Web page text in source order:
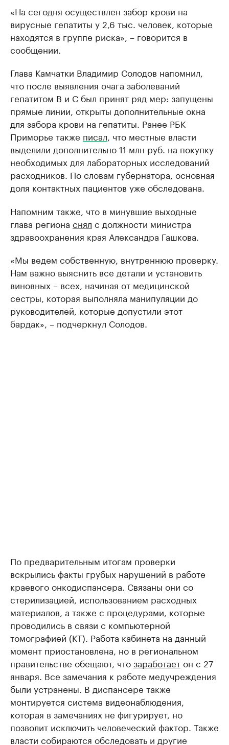
«На сегодня осуществлен забор крови на
вирусные гепатиты у 2,6 тыс. человек, которые
находятся в группе риска», – говорится в
сообщении.
Глава Камчатки Владимир Солодов напомнил,
что после выявления очага заболеваний
гепатитом В и С был принят ряд мер: запущены
прямые линии, открыты дополнительные окна
для забора крови на гепатиты. Ранее РБК
Приморье также писал , что местные власти
выделили дополнительно 11 млн руб. на покупку
необходимых для лабораторных исследований
расходников. По словам губернатора, основная
доля контактных пациентов уже обследована.
Напомним также, что в минувшие выходные
глава региона снял с должности министра
здравоохранения края Александра Гашкова.
«Мы ведем собственную, внутреннюю проверку.
Нам важно выяснить все детали и установить
виновных – всех, начиная от медицинской
сестры, которая выполняла манипуляции до
руководителей, которые допустили этот
бардак», – подчеркнул Солодов.
По предварительным итогам проверки
вскрылись факты грубых нарушений в работе
краевого онкодиспансера. Связаны они со
стерилизацией, использованием расходных
материалов, а также с процедурами, которые
проводились в связи с компьютерной
томографией (КТ). Работа кабинета на данный
момент приостановлена, но в региональном
правительстве обещают, чтозаработаетон с 27
января. Все замечания к работе медучреждения
были устранены. В диспансере также
монтируется система видеонаблюдения,
которая в замечаниях не фигурирует, но
позволит исключить человеческий фактор. Также
власти собираются обследовать и другие